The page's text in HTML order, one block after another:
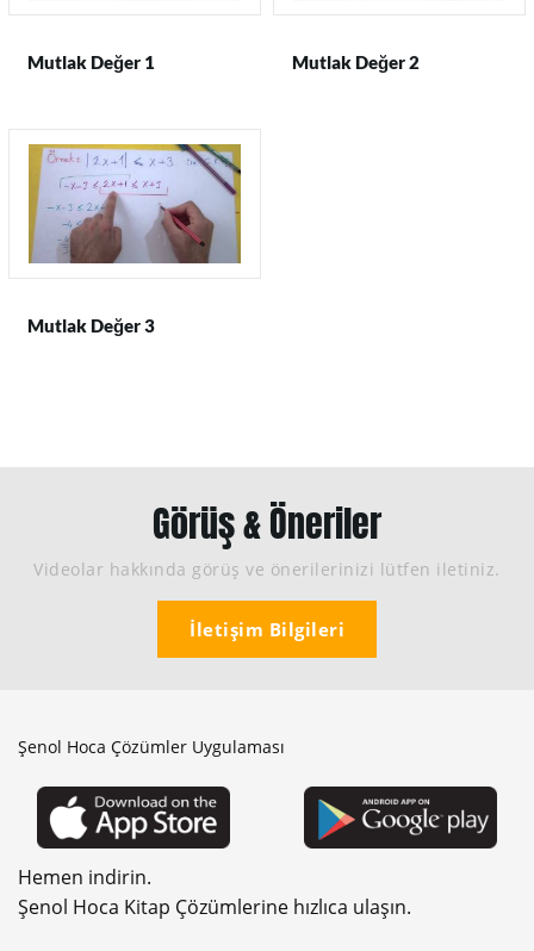
Mutlak Değer 1 Mutlak Değer 2
Mutlak Değer 3
Görüş & Öneriler
Videolar hakkında görüş ve önerilerinizi lütfen iletiniz.
İletişim Bilgileri
Şenol Hoca Çözümler Uygulaması
Hemen indirin.
Şenol Hoca Kitap Çözümlerine hızlıca ulaşın.